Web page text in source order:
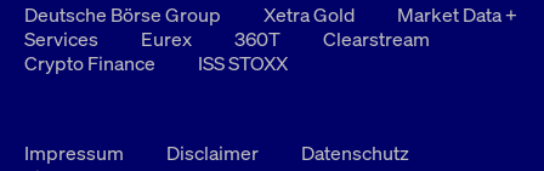
Deutsche Börse Group Xetra Gold
Market Data +
Services
Eurex 360T
Clearstream
Crypto Finance
ISS STOXX
Impressum Disclaimer
Datenschutz